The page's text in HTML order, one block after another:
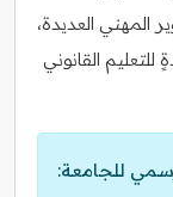
المهني العديدة،
للتعليم القانوني
للجامعة: